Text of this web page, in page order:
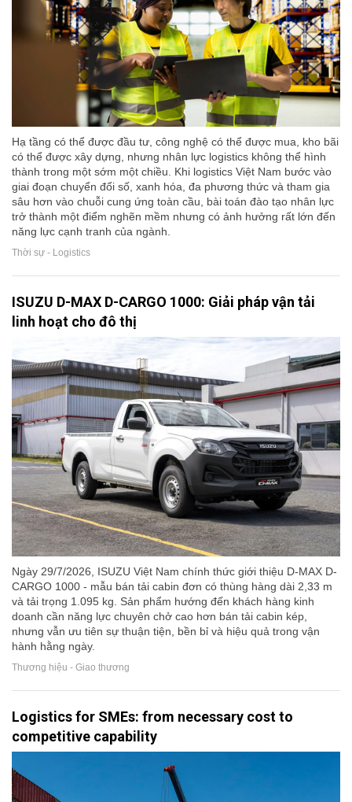
Hạ tầng có thể được đầu tư, công nghệ có thể được mua, kho bãi
có thể được xây dựng, nhưng nhân lực logistics không thể hình
thành trong một sớm một chiều. Khi logistics Việt Nam bước vào
giai đoạn chuyển đổi số, xanh hóa, đa phương thức và tham gia
sâu hơn vào chuỗi cung ứng toàn cầu, bài toán đào tạo nhân lực
trở thành một điểm nghẽn mềm nhưng có ảnh hưởng rất lớn đến
năng lực cạnh tranh của ngành.
Thời sự - Logistics
ISUZU D-MAX D-CARGO 1000: Giải pháp vận tải
linh hoạt cho đô thị
Ngày 29/7/2026, ISUZU Việt Nam chính thức giới thiệu D-MAX D-
CARGO 1000 - mẫu bán tải cabin đơn có thùng hàng dài 2,33 m
và tải trọng 1.095 kg. Sản phẩm hướng đến khách hàng kinh
doanh cần năng lực chuyên chở cao hơn bán tải cabin kép,
nhưng vẫn ưu tiên sự thuận tiện, bền bỉ và hiệu quả trong vận
hành hằng ngày.
Thương hiệu - Giao thương
Logistics for SMEs: from necessary cost to
competitive capability